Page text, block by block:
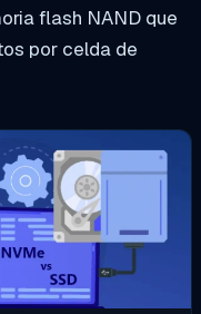
flash NAND que
por celda de